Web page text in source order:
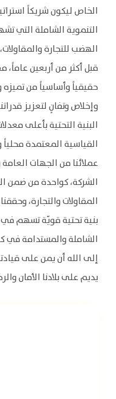
الخاص ليكون شريكاً
التنموية الشاملة التي
الهضب للتجارة
قبل أكثر من أربعين
حقيقياً وأساسياً من تميزه
وإخلاص وتفانٍ لتعزيز
البنية التحتية بأعلى
القياسية المعتمدة
عملائنا من الجهات
الشركة، كواحدة من ضمن
المقاولات والتجارة،
بنية تحتية قويّة تسهم في
الشاملة والمستدامة في
إلى الله أن يمن على
يديم على بلادنا الأمان